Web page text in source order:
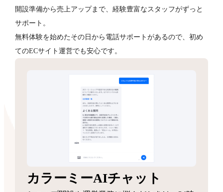
開設準備から売上アップまで、経験豊富なスタッフがずっと
サポート。
無料体験を始めたその日から電話サポートがあるので、初め
てのECサイト運営でも安心です。
カラーミーAIチャット